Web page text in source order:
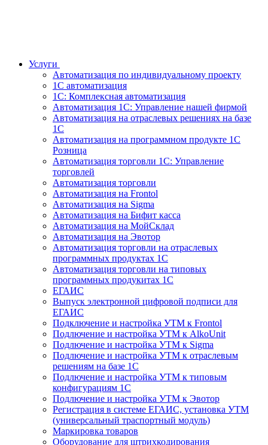
Услуги
Автоматизация по индивидуальному проекту
1С автоматизация
1С: Комплексная автоматизация
Автоматизация 1С: Управление нашей фирмой
Автоматизация на отраслевых решениях на базе
1С
Автоматизация на программном продукте 1С
Розница
Автоматизация торговли 1С: Управление
торговлей
Автоматизация торговли
Автоматизация на Frontol
Автоматизация на Sigma
Автоматизация на Бифит касса
Автоматизация на МойСклад
Автоматизация на Эвотор
Автоматизация торговли на отраслевых
программных продуктах 1С
Автоматизация торговли на типовых
программных продукитах 1С
ЕГАИС
Выпуск электронной цифровой подписи для
ЕГАИС
Подключение и настройка УТМ к Frontol
Подлючение и настройка УТМ к AlkoUnit
Подлючение и настройка УТМ к Sigma
Подлючение и настройка УТМ к отраслевым
решениям на базе 1С
Подлючение и настройка УТМ к типовым
конфигурациям 1С
Подлючение и настройка УТМ к Эвотор
Регистрация в системе ЕГАИС, установка УТМ
(универсальный траспортный модуль)
Маркировка товаров
Оборудование для штрихкодирования